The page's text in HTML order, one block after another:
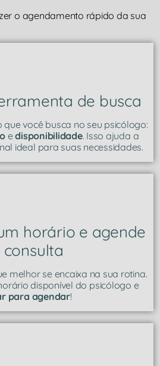
o agendamento rápido da sua
de busca
você busca no seu psicólogo:
edisponibilidade. Isso ajuda a
ideal para suas necessidades.
horário e agende
consulta
melhor se encaixa na sua rotina.
disponível do psicólogo e
para agendar!